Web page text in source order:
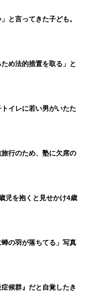
と言ってきた子ども。
め法的措置を取る」と
トイレに若い男がいたた
旅行のため、塾に欠席の
児を抱くと見せかけ4歳
蝉の羽が落ちてる」写真
候群』だと自覚したき